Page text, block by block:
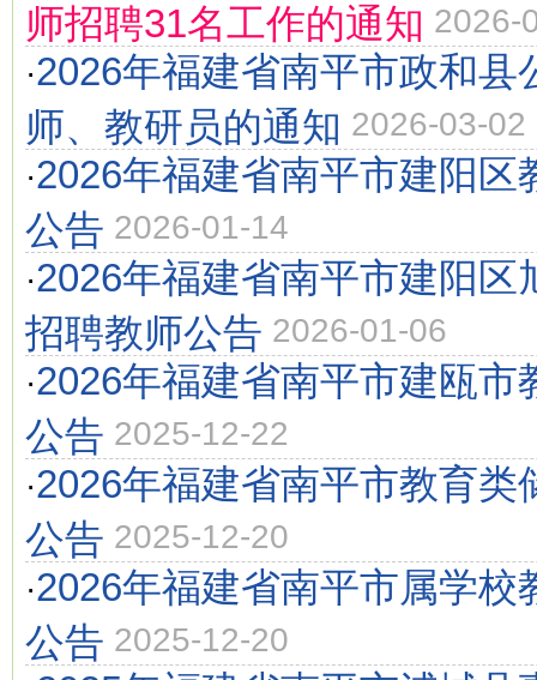
师招聘31名工作的通知 2026-
·2026年福建省南平市政和县
师、教研员的通知 2026-03-02
·2026年福建省南平市建阳区
公告 2026-01-14
·2026年福建省南平市建阳区
招聘教师公告 2026-01-06
·2026年福建省南平市建瓯市
公告 2025-12-22
·2026年福建省南平市教育类
公告 2025-12-20
·2026年福建省南平市属学校
公告 2025-12-20